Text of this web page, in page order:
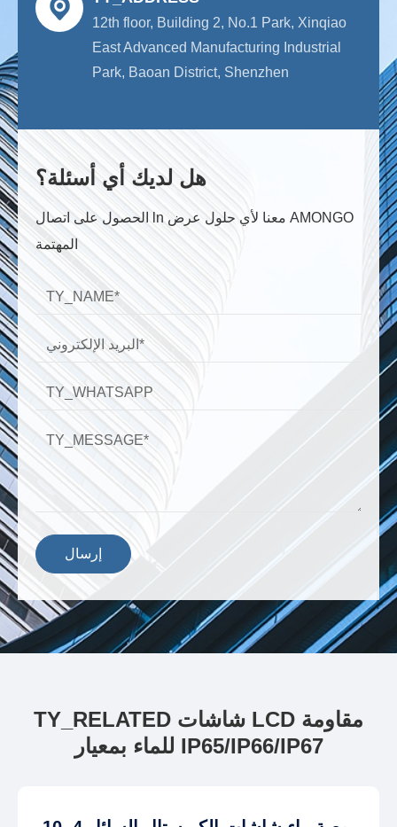
12th floor, Building 2, No.1 Park, Xinqiao
East Advanced Manufacturing Industrial
Park, Baoan District, Shenzhen
هل لديك أي أسئلة؟
الحصول على اتصال ln معنا لأي حلول عرض AMONGO
المهتمة
إرسال
TY_RELATED شاشات LCD مقاومة
للماء بمعيار IP65/IP66/IP67